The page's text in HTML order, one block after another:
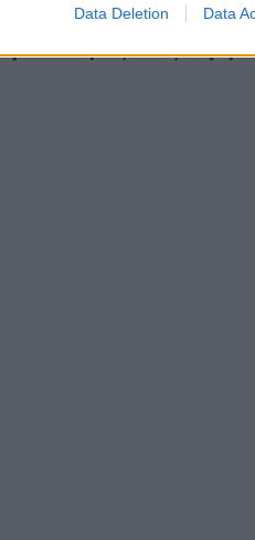
Data Deletion Data
Ο κόσμος τους